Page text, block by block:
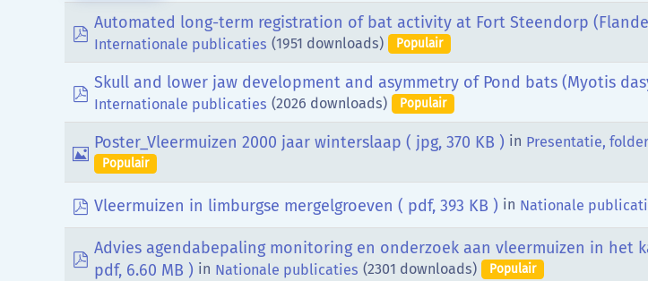
pdf
Automated long-term registration of bat activity at Fort Steendorp
Internationale publicaties (1951 downloads) Populair
pdf
Skull and lower jaw development and asymmetry of Pond bats (Myotis
Internationale publicaties (2026 downloads) Populair
Afbeelding
Poster_Vleermuizen 2000 jaar winterslaap ( jpg, 370 KB ) in Presentatie,
Populair
pdf
Vleermuizen in limburgse mergelgroeven ( pdf, 393 KB ) in Nationale
pdf
Advies agendabepaling monitoring en onderzoek aan vleermuizen in het
pdf, 6.60 MB ) in Nationale publicaties (2301 downloads) Populair